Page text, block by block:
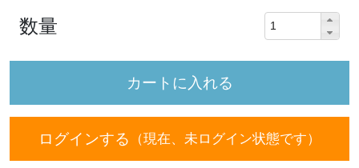
数量
ログインする （現在、未ログイン状態です）